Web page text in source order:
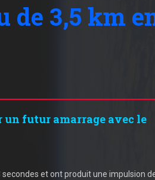
de 3,5 km
un futur amarrage avec le
et ont produit une impulsion